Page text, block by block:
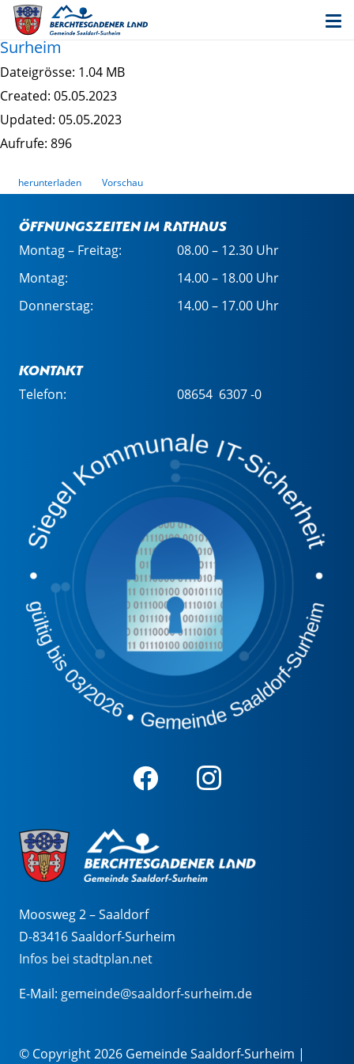
Teilfortschreibung (2023) zur
Ortsentwicklungsplanung 2016 - Rahmenplan
Surheim
Dateigrösse: 1.04 MB
Created: 05.05.2023
Updated: 05.05.2023
Aufrufe: 896
herunterladen Vorschau
Öffnungszeiten im Rathaus
Montag – Freitag:
08.00 – 12.30 Uhr
Montag:
14.00 – 18.00 Uhr
Donnerstag:
14.00 – 17.00 Uhr
Kontakt
Telefon: 08654 6307 -0
Moosweg 2 – Saaldorf
D-83416 Saaldorf-Surheim
Infos bei stadtplan.net
E-Mail: gemeinde@saaldorf-surheim.de
© Copyright 2026 Gemeinde Saaldorf-Surheim |